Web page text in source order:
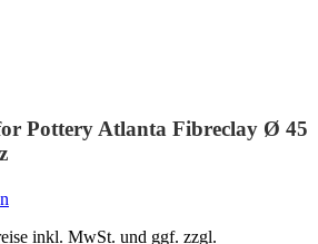
Pottery Atlanta Fibreclay Ø 45
inkl. MwSt. und ggf. zzgl.